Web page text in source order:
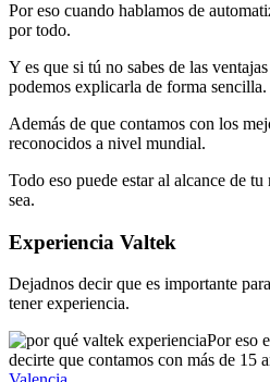
Por eso cuando hablamos de
por todo.
Y es que si tú no sabes de las
podemos explicarla de forma sencilla.
Además de que contamos con los
reconocidos a nivel mundial.
Todo eso puede estar al alcance de
sea.
Experiencia Valtek
Dejadnos decir que es importante
tener experiencia.
Por eso
decirte que contamos con más de 15